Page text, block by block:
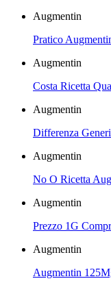
Augmentin
Pratico
Augmentin
Costa Ricetta
Augmentin
Differenza
Augmentin
No O Ricetta
Augmentin
Prezzo 1G
Augmentin
Augmentin